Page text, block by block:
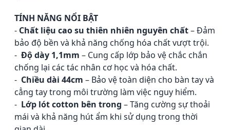
TÍNH NĂNG NỔI BẬT
- Chất liệu cao su thiên nhiên nguyên chất–Đảm
bảo độ bền và khả năng chống hóa chất vượt trội.
- Độ dày 1,1mm – Cung cấp lớp bảo vệ chắc chắn
chống lại các tác nhân cơ học và hóa chất.
- Chiều dài 44cm – Bảo vệ toàn diện cho bàn tay và
cẳng tay trong môi trường làm việc nguy hiểm.
- Lớp lót cotton bên trong –Tăng cường sự thoải
mái và khả năng hút ẩm khi sử dụng trong thời